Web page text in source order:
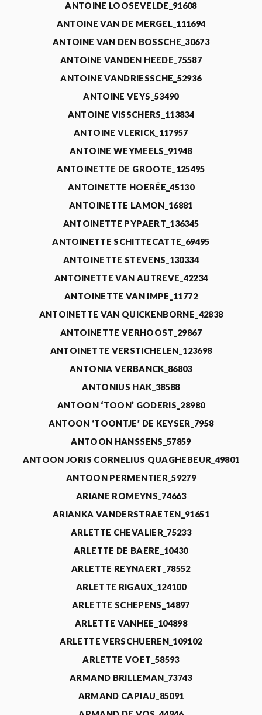
ANTOINE LOOSEVELDE_91608
ANTOINE VAN DE MERGEL_111694
ANTOINE VAN DEN BOSSCHE_30673
ANTOINE VANDEN HEEDE_75587
ANTOINE VANDRIESSCHE_52936
ANTOINE VEYS_53490
ANTOINE VISSCHERS_113834
ANTOINE VLERICK_117957
ANTOINE WEYMEELS_91948
ANTOINETTE DE GROOTE_125495
ANTOINETTE HOERÉE_45130
ANTOINETTE LAMON_16881
ANTOINETTE PYPAERT_136345
ANTOINETTE SCHITTECATTE_69495
ANTOINETTE STEVENS_130334
ANTOINETTE VAN AUTREVE_42234
ANTOINETTE VAN IMPE_11772
ANTOINETTE VAN QUICKENBORNE_42838
ANTOINETTE VERHOOST_29867
ANTOINETTE VERSTICHELEN_123698
ANTONIA VERBANCK_86803
ANTONIUS HAK_38588
ANTOON ‘TOON’ GODERIS_28980
ANTOON ‘TOONTJE’ DE KEYSER_7958
ANTOON HANSSENS_57859
ANTOON JORIS CORNELIUS QUAGHEBEUR_49801
ANTOON PERMENTIER_59279
ARIANE ROMEYNS_74663
ARIANKA VANDERSTRAETEN_91651
ARLETTE CHEVALIER_75233
ARLETTE DE BAERE_10430
ARLETTE REYNAERT_78552
ARLETTE RIGAUX_124100
ARLETTE SCHEPENS_14897
ARLETTE VANHEE_104898
ARLETTE VERSCHUEREN_109102
ARLETTE VOET_58593
ARMAND BRILLEMAN_73743
ARMAND CAPIAU_85091